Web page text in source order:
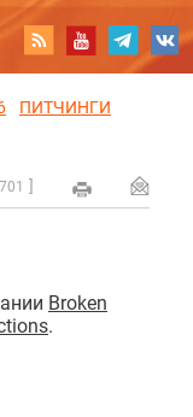
ПИТЧИНГИ
Broken
.